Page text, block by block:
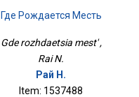
Где Рождается Месть
Gde rozhdaetsia mest' ,
Rai N.
Рай Н.
Item: 1537488